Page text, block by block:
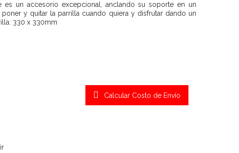
es un accesorio excepcional, anclando su soporte en un
y quitar la parrilla cuando quiera y disfrutar dando un
330 x 330mm
Calcular Costo de Envío